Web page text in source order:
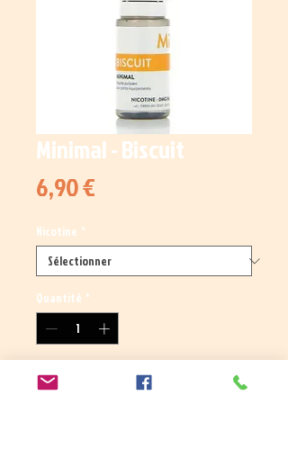
Minimal - Biscuit
6,90 €Prix
Nicotine *
Quantité *
Ajouter au panier